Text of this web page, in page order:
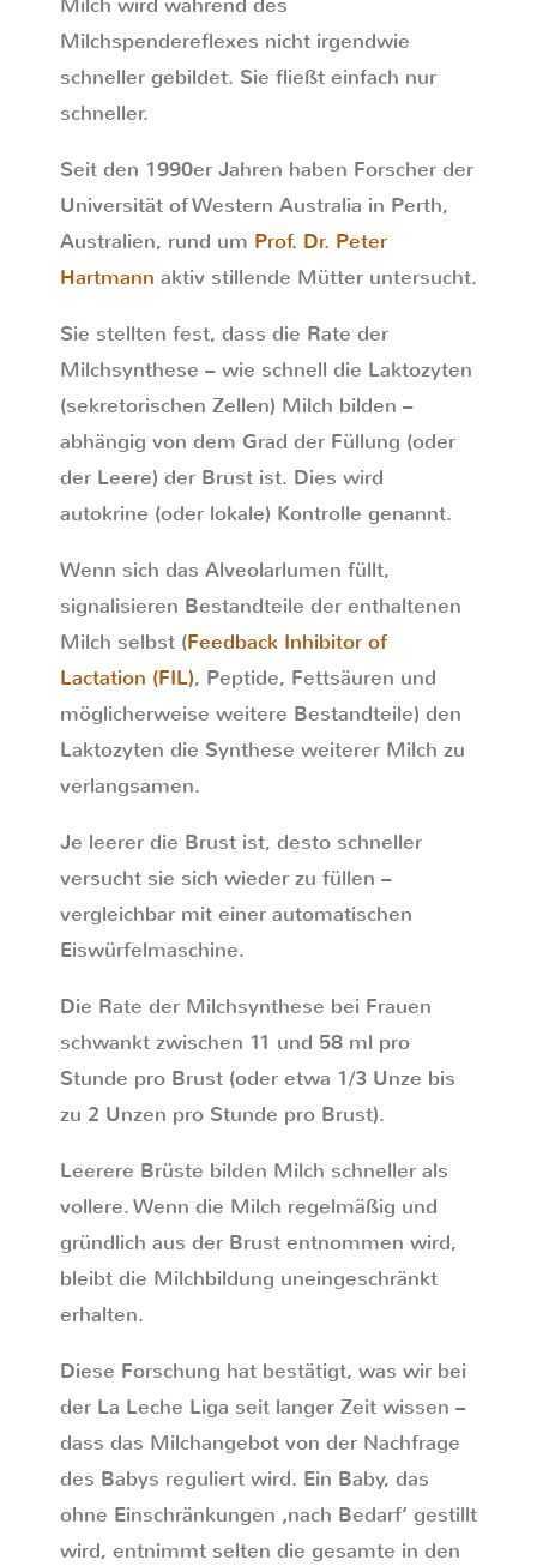
Milchspendereflexes nicht irgendwie
schneller gebildet. Sie fließt einfach nur
schneller.
Seit den 1990er Jahren haben Forscher der
Universität of Western Australia in Perth,
Australien, rund um Prof. Dr. Peter
Hartmann aktiv stillende Mütter untersucht.
Sie stellten fest, dass die Rate der
Milchsynthese – wie schnell die Laktozyten
(sekretorischen Zellen) Milch bilden –
abhängig von dem Grad der Füllung (oder
der Leere) der Brust ist. Dies wird
autokrine (oder lokale) Kontrolle genannt.
Wenn sich das Alveolarlumen füllt,
signalisieren Bestandteile der enthaltenen
Milch selbst (Feedback Inhibitor of
Lactation (FIL), Peptide, Fettsäuren und
möglicherweise weitere Bestandteile) den
Laktozyten die Synthese weiterer Milch zu
verlangsamen.
Je leerer die Brust ist, desto schneller
versucht sie sich wieder zu füllen –
vergleichbar mit einer automatischen
Eiswürfelmaschine.
Die Rate der Milchsynthese bei Frauen
schwankt zwischen 11 und 58 ml pro
Stunde pro Brust (oder etwa 1/3 Unze bis
zu 2 Unzen pro Stunde pro Brust).
Leerere Brüste bilden Milch schneller als
vollere. Wenn die Milch regelmäßig und
gründlich aus der Brust entnommen wird,
bleibt die Milchbildung uneingeschränkt
erhalten.
Diese Forschung hat bestätigt, was wir bei
der La Leche Liga seit langer Zeit wissen –
dass das Milchangebot von der Nachfrage
des Babys reguliert wird. Ein Baby, das
ohne Einschränkungen ‚nach Bedarf‘ gestillt
wird, entnimmt selten die gesamte in den